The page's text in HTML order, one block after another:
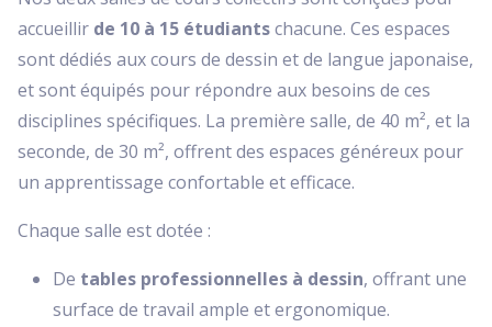
accueillir de 10 à 15 étudiantschacune. Ces espaces
sont dédiés aux cours de dessin et de langue japonaise,
et sont équipés pour répondre aux besoins de ces
disciplines spécifiques. La première salle, de 40 m², et la
seconde, de 30 m², offrent des espaces généreux pour
un apprentissage confortable et efficace.
Chaque salle est dotée :
De tables professionnelles à dessin, offrant une
surface de travail ample et ergonomique.